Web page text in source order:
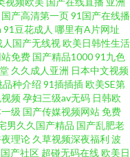
堂5月天网 丝袜操逼伊人91 国
啪 国产资源站 91福利社 九色
福利在线视频 1024国产基地
网 福利网av 91超碰在线视频
国产高清第一页91国产在线播
91豆花成人 哪里有A片网址
人国产无线视欧美日韩性生活
免费 国产精品100091九色
久久成人亚洲 日本中文视频
种介绍 91插插插欧美SE第
频孕妇三级av无码 日韩欧
级 国产传媒视频网站免费
男久久国产精品 国产乱肥老
理论 久草视频深夜福利 波
产社区 超碰无码在线欧美日